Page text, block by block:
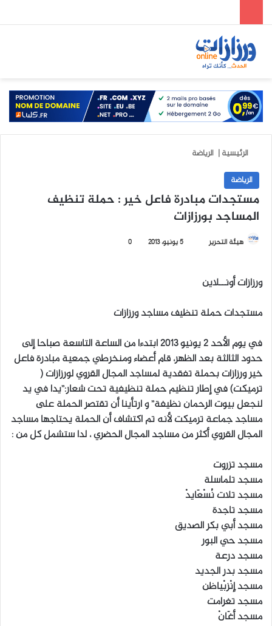
الرئيسية| الرياضة
الرياضة
مستجدات مبادرة فاعل خير : حملة تنظيف
المساجد بورزازات
هيئة التحرير
ر
د
ا
إ
ل
ك
ت
ر
ا
5 يونيو، 2013 0
ورزازات أونــلاين
مستجدات حملة تنظيف مساجد ورزازات
في يوم الأحد 2 يونيو 2013 ابتدءا من الساعة التاسعة صباحا إلى
حدود الثالثة بعد الظهر، قام أعضاء ومنخرطي جمعية مبادرة فاعل
خير ورزازات بحملة تفقدية لمساجد المجال القروي لورزازات (
ترميكت) في إطار تنظيم حملة تنظيفية تحت شعار:”يدا في يد
لنجعل بيوت الرحمان نظيفة” و ارتأينا أن تقتصر الحملة على
مساجد جماعة ترميكت لأنه تم اكتشاف أن الحملة يحتاجها مساجد
المجال القروي أكثر من مساجد المجال الحضري ، لدا ستشمل كل من :
مسجد تزروت
مسجد تلماسلة
مسجد تلات نُسْعَايدْ
مسجد تاجدة
مسجد أبي بكر الصديق
مسجد حي البور
مسجد درعة
مسجد بدر الجديد
مسجد إِنْزبْياظن
مسجد تغرامت
مسجد أغَانْ